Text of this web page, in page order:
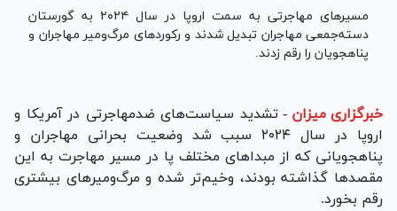
مسیر‌های مهاجرتی به سمت اروپا در سال ۲۰۲۴ به گورستان
دسته‌جمعی مهاجران تبدیل شدند و رکورد‌های مرگ‌ومیر مهاجران و
پناهجویان را رقم زدند.
خبرگزاری میزان - تشدید سیاست‌های ضدمهاجرتی در آمریکا و
اروپا در سال ۲۰۲۴ سبب شد وضعیت بحرانی مهاجران و
پناهجویانی که از مبدا‌های مختلف پا در مسیر مهاجرت به این
مقصد‌ها گذاشته بودند، وخیم‌تر شده و مرگ‌ومیر‌های بیشتری
رقم بخورد.